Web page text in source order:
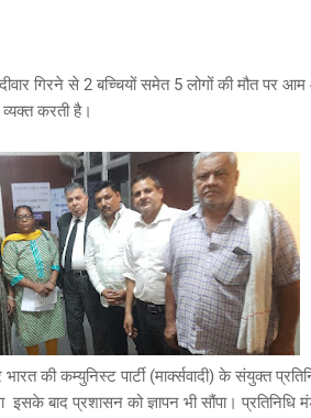
गिरने से 2 बच्चियों समेत 5 लोगों की मौत पर आम
करती है।
की कम्युनिस्ट पार्टी (मार्क्सवादी) के संयुक्त
बाद प्रशासन को ज्ञापन भी सौंपा। प्रतिनिधि